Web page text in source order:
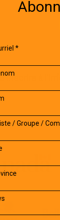
S'inscrire à
*
/ Groupe /